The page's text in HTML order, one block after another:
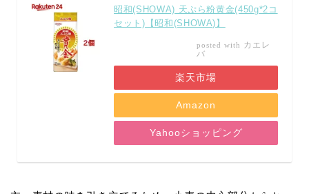
昭和(SHOWA) 天ぷら粉黄金(450g*2コ
セット)【昭和(SHOWA)】
posted with カエレ
バ
楽天市場
Amazon
Yahooショッピング